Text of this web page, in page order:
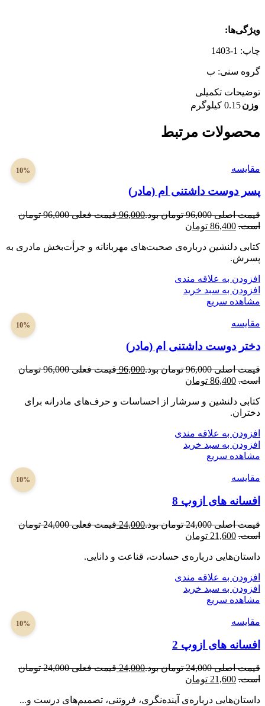
ویژگی‌ها:
چاپ: 1-1403
گروه سنی: ب
توضیحات تکمیلی
وزن0.15 کیلوگرم
محصولات مرتبط
10% مقایسه
پسر دوست داشتنی ام (مادر)
قیمت اصلی 96,000 تومان بود. 96,000
قیمت فعلی 96,000 تومان
است. 86,400 تومان
کتابی دلنشین درباره‌ی صحبت‌های مهربانانه و جرأت‌بخش مادری به
پسرش.
افزودن به علاقه مندی
افزودن به سبد خرید
مشاهده سریع
10% مقایسه
دختر دوست داشتنی ام (مادر)
قیمت اصلی 96,000 تومان بود. 96,000
قیمت فعلی 96,000 تومان
است. 86,400 تومان
کتابی دلنشین و سرشار از احساسات و حرف‌های مادرانه برای
دختران.
افزودن به علاقه مندی
افزودن به سبد خرید
مشاهده سریع
10% مقایسه
افسانه های ازوپ 8
قیمت اصلی 24,000 تومان بود. 24,000
قیمت فعلی 24,000 تومان
است. 21,600 تومان
داستان‌هایی درباره‌ی حسادت، قناعت و دانایی.
افزودن به علاقه مندی
افزودن به سبد خرید
مشاهده سریع
10% مقایسه
افسانه های ازوپ 2
قیمت اصلی 24,000 تومان بود. 24,000
قیمت فعلی 24,000 تومان
است. 21,600 تومان
داستان‌هایی درباره‌ی آینده‌نگری، فروتنی، تصمیم‌های درست و...